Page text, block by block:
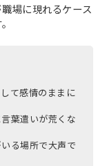
場に現れるケース
て感情のままに
葉遣いが荒くな
る場所で大声で